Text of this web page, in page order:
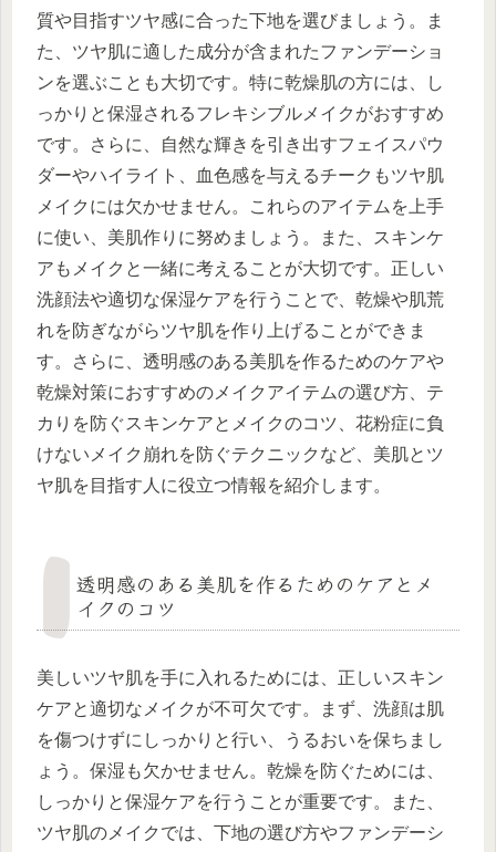
質や目指すツヤ感に合った下地を選びましょう。ま
た、ツヤ肌に適した成分が含まれたファンデーショ
ンを選ぶことも大切です。特に乾燥肌の方には、し
っかりと保湿されるフレキシブルメイクがおすすめ
です。さらに、自然な輝きを引き出すフェイスパウ
ダーやハイライト、血色感を与えるチークもツヤ肌
メイクには欠かせません。これらのアイテムを上手
に使い、美肌作りに努めましょう。また、スキンケ
アもメイクと一緒に考えることが大切です。正しい
洗顔法や適切な保湿ケアを行うことで、乾燥や肌荒
れを防ぎながらツヤ肌を作り上げることができま
す。さらに、透明感のある美肌を作るためのケアや
乾燥対策におすすめのメイクアイテムの選び方、テ
カりを防ぐスキンケアとメイクのコツ、花粉症に負
けないメイク崩れを防ぐテクニックなど、美肌とツ
ヤ肌を目指す人に役立つ情報を紹介します。
透明感のある美肌を作るためのケアとメ
イクのコツ
美しいツヤ肌を手に入れるためには、正しいスキン
ケアと適切なメイクが不可欠です。まず、洗顔は肌
を傷つけずにしっかりと行い、うるおいを保ちまし
ょう。保湿も欠かせません。乾燥を防ぐためには、
しっかりと保湿ケアを行うことが重要です。また、
ツヤ肌のメイクでは、下地の選び方やファンデーシ